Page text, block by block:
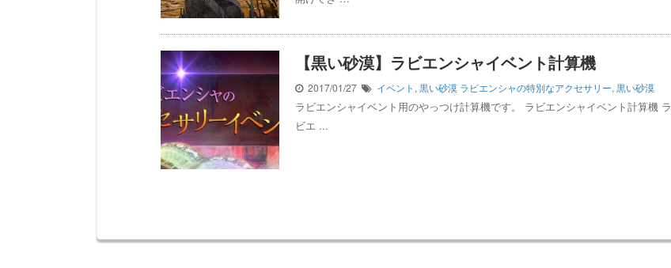
【黒い砂漠】ラビエンシャイベント計算機
2017/01/27 イベント , 黒い砂漠 ラビエンシャの特別なアクセサリー, 黒い砂漠
ラビエンシャイベント用のやっつけ計算機です。 ラビエンシャイベント計算機 ラ
ビエ ...